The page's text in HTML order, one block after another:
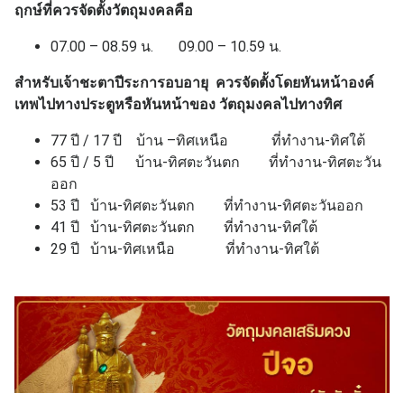
ฤกษ์ที่ควรจัดตั้งวัตถุมงคลคือ
07.00 – 08.59 น. 09.00 – 10.59 น.
สำหรับเจ้าชะตาปีระการอบอายุ ควรจัดตั้งโดยหันหน้าองค์
เทพไปทางประตูหรือหันหน้าของ วัตถุมงคลไปทางทิศ
77 ปี / 17 ปี บ้าน –ทิศเหนือ ที่ทำงาน-ทิศใต้
65 ปี / 5 ปี บ้าน-ทิศตะวันตก ที่ทำงาน-ทิศตะวัน
ออก
53 ปี บ้าน-ทิศตะวันตก ที่ทำงาน-ทิศตะวันออก
41 ปี บ้าน-ทิศตะวันตก ที่ทำงาน-ทิศใต้
29 ปี บ้าน-ทิศเหนือ ที่ทำงาน-ทิศใต้